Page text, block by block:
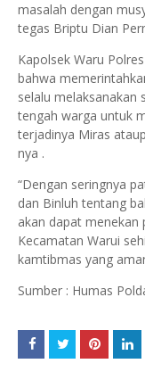
masalah dengan
tegas Briptu Dian
Kapolsek Waru
bahwa
selalu melaksanakan
tengah warga untuk
terjadinya Miras
nya .
“Dengan seringnya
dan Binluh tentang
akan dapat menekan
Kecamatan Warui
kamtibmas yang
Sumber : Humas